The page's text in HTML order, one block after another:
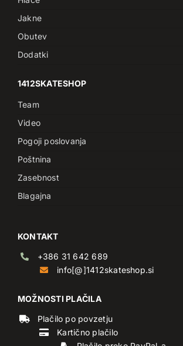
Jakne
Obutev
Dodatki
1412SKATESHOP
Team
Video
Pogoji poslovanja
Poštnina
Zasebnost
Blagajna
KONTAKT
+386 31 642 689
info[@]1412skateshop.si
MOŽNOSTI PLAČILA
Plačilo po povzetju
Kartično plačilo